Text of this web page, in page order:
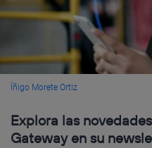
Íñigo Morete Ortiz
Explora las
Gateway en su